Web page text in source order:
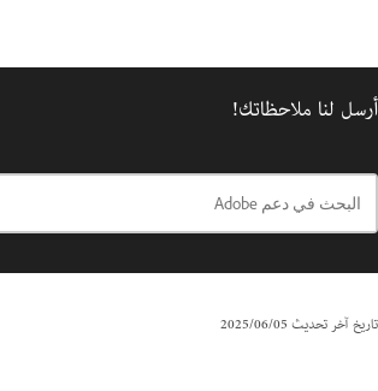
أرسل لنا ملاحظاتك!
تاريخ آخر تحديث05‏/06‏/2025